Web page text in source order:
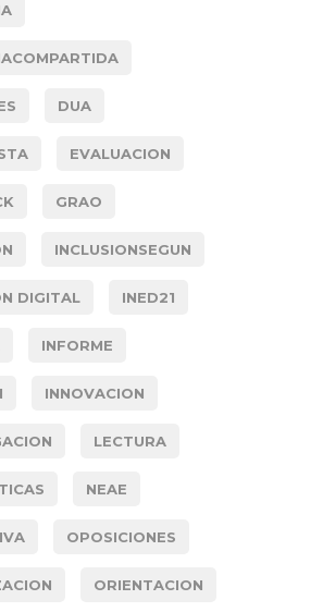
DUA
EVALUACION
GRAO
INCLUSIONSEGUN
DIGITAL INED21
INFORME
INNOVACION
LECTURA
NEAE
OPOSICIONES
ORIENTACION